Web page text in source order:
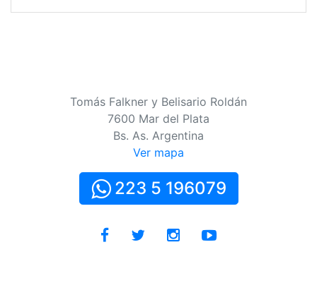
Tomás Falkner y Belisario Roldán
7600 Mar del Plata
Bs. As. Argentina
Ver mapa
223 5 196079